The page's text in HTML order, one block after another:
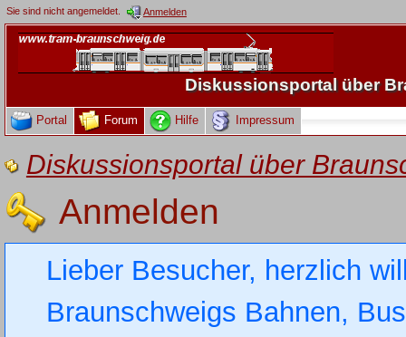
Sie sind nicht angemeldet. Anmelden
Diskussionsportal über
Portal Forum Hilfe Impressum
Diskussionsportal über
Anmelden
Lieber Besucher, herzlich
Braunschweigs Bahnen,